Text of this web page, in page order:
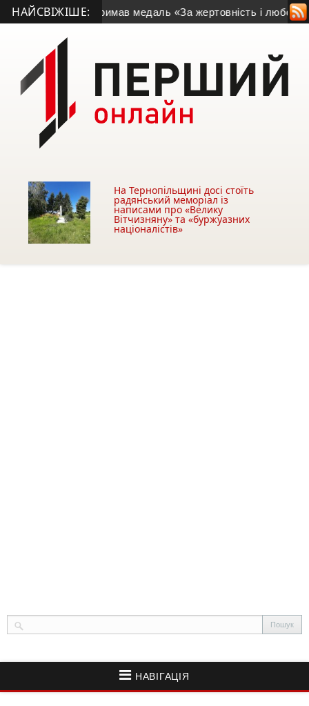
НАЙСВІЖІШЕ:отримав медаль «За жертовність і любов до
На Тернопільщині досі стоїть
радянський меморіал із
написами про «Велику
Вітчизняну» та «буржуазних
націоналістів»
НАВІГАЦІЯ